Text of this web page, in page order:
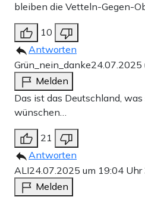
bleiben die Vetteln-Gegen-
10
Antworten
Grün_nein_danke24.07.2025
Melden
Das ist das Deutschland,
wünschen…
21
Antworten
ALI24.07.2025 um 19:04 Uhr
Melden